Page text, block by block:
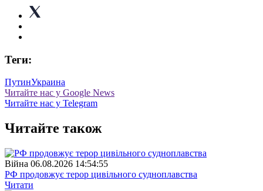
Теги:
ПутинУкраина
Читайте нас у Google News
Читайте нас у Telegram
Читайте також
Війна 06.08.2026 14:54:55
РФ продовжує терор цивільного судноплавства
Читати